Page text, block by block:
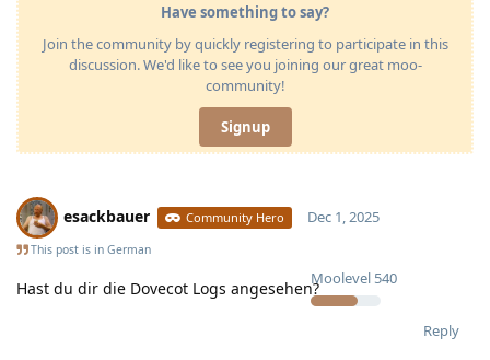
Have something to say?
Join the community by quickly registering to participate in this
discussion. We'd like to see you joining our great moo-
community!
Signup
esackbauer Community Hero
Moolevel 540
Dec 1, 2025
This post is in German
Hast du dir die Dovecot Logs angesehen?
Reply